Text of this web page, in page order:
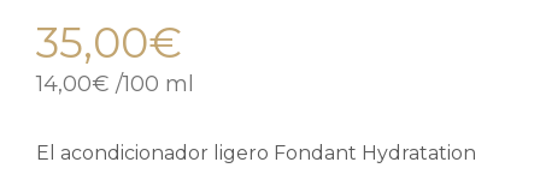
35,00€
14,00€ /100 ml
El acondicionador ligero Fondant Hydratation